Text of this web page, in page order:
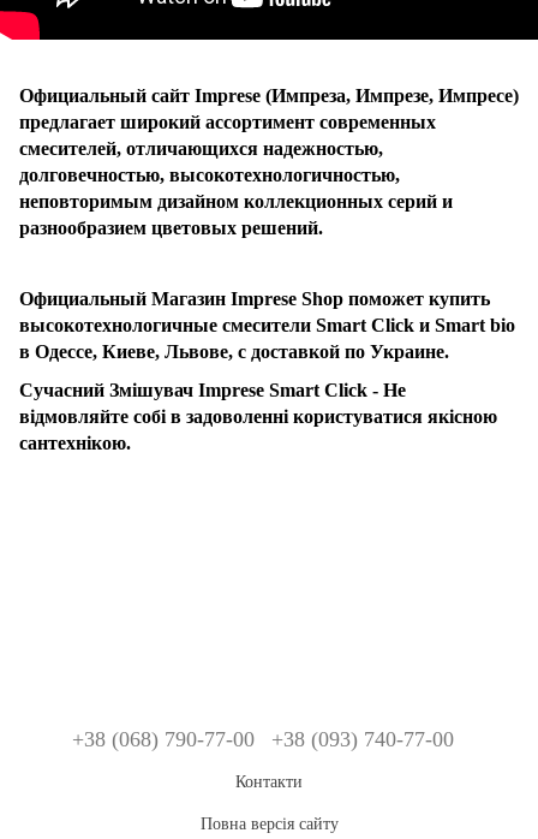
Официальный сайт Imprese (Импреза, Импрезе, Импресе)
предлагает широкий ассортимент современных
смесителей, отличающихся надежностью,
долговечностью, высокотехнологичностью,
неповторимым дизайном коллекционных серий и
разнообразием цветовых решений.
Официальный Магазин Imprese Shop поможет купить
высокотехнологичные смесители Smart Click и Smart bio
в Одессе, Киеве, Львове, с доставкой по Украине.
Сучасний Змішувач Imprese Smart Click - Не
відмовляйте собі в задоволенні користуватися якісною
сантехнікою.
+38 (068) 790-77-00 +38 (093) 740-77-00
Контакти
Повна версія сайту